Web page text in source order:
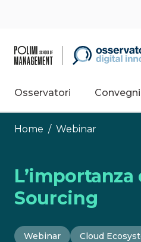
Osservatori Convegni
Home / Webinar
Sourcing
Webinar Cloud